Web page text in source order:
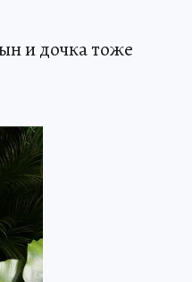
и дочка тоже